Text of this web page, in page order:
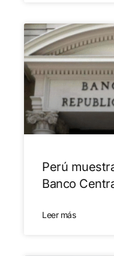
Perú
Banco
Leer más